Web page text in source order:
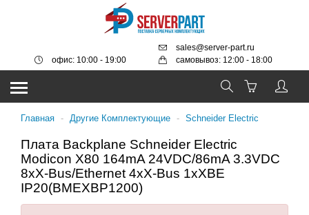
sales@server-part.ru
самовывоз: 12:00 - 18:00
офис: 10:00 - 19:00
Главная - Другие Комплектующие - Schneider Electric
Плата Backplane Schneider Electric
Modicon X80 164mA 24VDC/86mA 3.3VDC
8xX-Bus/Ethernet 4xX-Bus 1xXBE
IP20(BMEXBP1200)